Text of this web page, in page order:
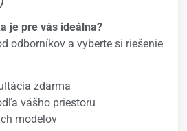
je pre vás ideálna?
odborníkov a vyberte si riešenie
zdarma
vášho priestoru
modelov